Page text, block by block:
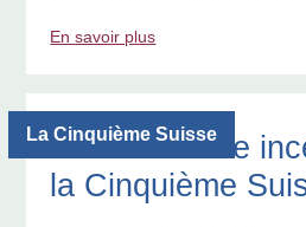
En savoir plus
La Cinquième Suisse
La croissance
la Cinquième